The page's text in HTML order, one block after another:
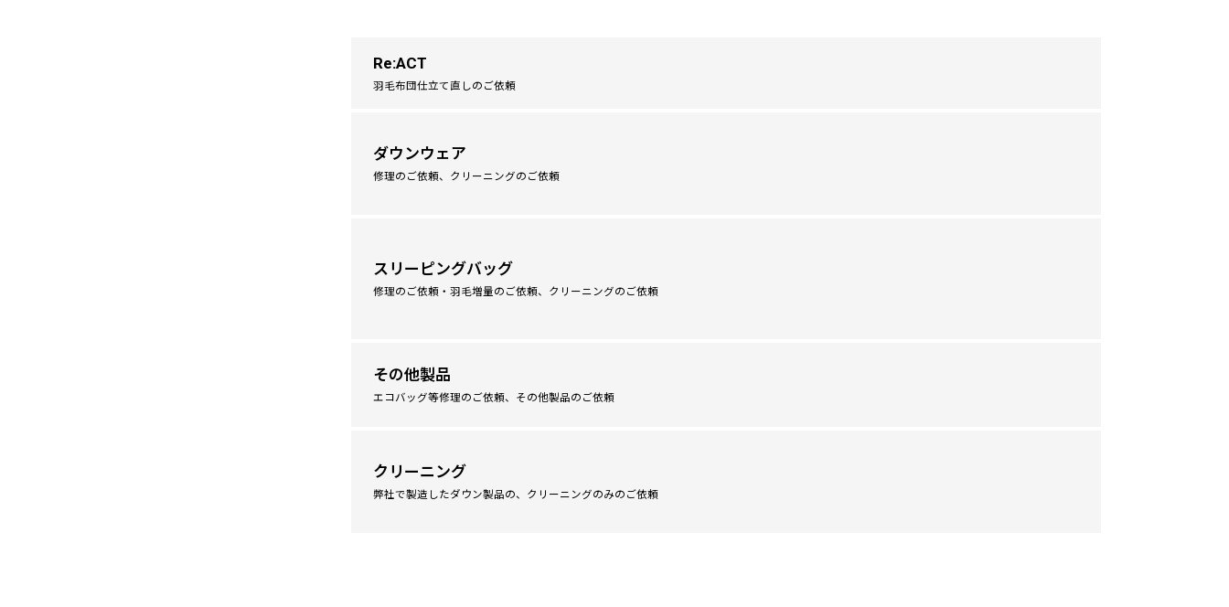
Re:ACT
羽毛布団仕立て直しのご依頼
ダウンウェア
修理のご依頼、クリーニングのご依頼
スリーピングバッグ
修理のご依頼・羽毛増量のご依頼、クリーニングのご依頼
その他製品
エコバッグ等修理のご依頼、その他製品のご依頼
クリーニング
弊社で製造したダウン製品の、クリーニングのみのご依頼